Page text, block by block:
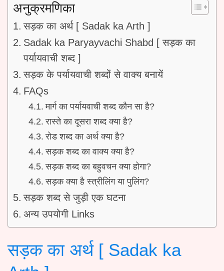
अनुक्रमणिका
सड़क का अर्थ [ Sadak ka Arth ]
Sadak ka Paryayvachi Shabd [ सड़क का
पर्यायवाची शब्द ]
सड़क के पर्यायवाची शब्दों से वाक्य बनायें
FAQs
मार्ग का पर्यायवाची शब्द कौन सा है?
रास्ते का दूसरा शब्द क्या है?
रोड शब्द का अर्थ क्या है?
सड़क शब्द का वाक्य क्या है?
सड़क शब्द का बहुवचन क्या होगा?
सड़क क्या है स्त्रीलिंग या पुलिंग?
सड़क शब्द से जुड़ी एक घटना
अन्य उपयोगी Links
सड़क का अर्थ [ Sadak ka